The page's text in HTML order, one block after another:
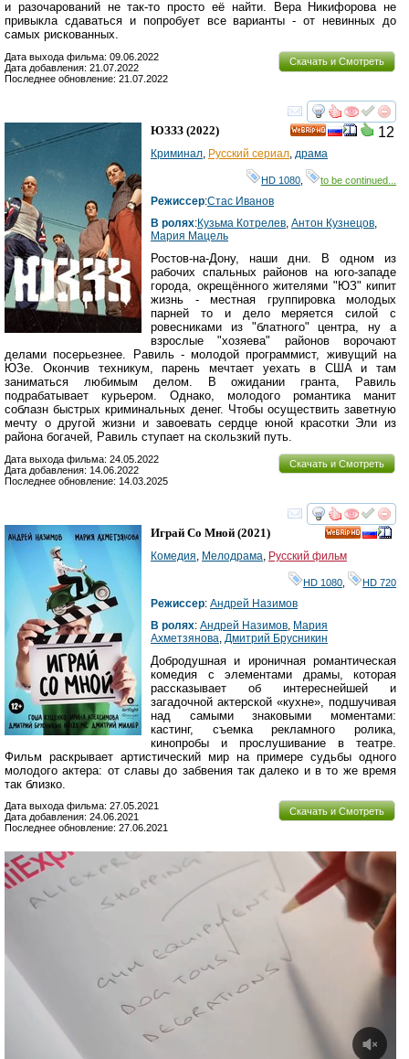
и разочарований не так-то просто её найти. Вера Никифорова не
привыкла сдаваться и попробует все варианты - от невинных до
самых рискованных.
Скачать и Смотреть
Дата выхода фильма: 09.06.2022
Дата добавления: 21.07.2022
Последнее обновление: 21.07.2022
смотреть
12
ЮЗЗЗ (2022)
Криминал, Русский сериал, драма
HD 1080 to be continued...
Режиссер:Стас Иванов
В ролях:Кузьма Котрелев, Антон Кузнецов,
Мария Мацель
Ростов-на-Дону, наши дни. В одном из
рабочих спальных районов на юго-западе
города, окрещённого жителями "ЮЗ" кипит
жизнь - местная группировка молодых
парней то и дело меряется силой с
ровесниками из "блатного" центра, ну а
взрослые "хозяева" районов ворочают
делами посерьезнее. Равиль - молодой программист, живущий на
ЮЗе. Окончив техникум, парень мечтает уехать в США и там
заниматься любимым делом. В ожидании гранта, Равиль
подрабатывает курьером. Однако, молодого романтика манит
соблазн быстрых криминальных денег. Чтобы осуществить заветную
мечту о другой жизни и завоевать сердце юной красотки Эли из
района богачей, Равиль ступает на скользкий путь.
Скачать и Смотреть
Дата выхода фильма: 24.05.2022
Дата добавления: 14.06.2022
Последнее обновление: 14.03.2025
смотреть
Играй Со Мной (2021)
Комедия Мелодрама Русский фильм
HD 1080 HD 720
Режиссер: Андрей Назимов
В ролях: Андрей Назимов Мария
Ахметзянова Дмитрий Брусникин
Добродушная и ироничная романтическая
комедия с элементами драмы, которая
рассказывает об интереснейшей и
загадочной актерской «кухне», подшучивая
над самыми знаковыми моментами:
кастинг, съемка рекламного ролика,
кинопробы и прослушивание в театре.
Фильм раскрывает артистический мир на примере судьбы одного
молодого актера: от славы до забвения так далеко и в то же время
так близко.
Скачать и Смотреть
Дата выхода фильма: 27.05.2021
Дата добавления: 24.06.2021
Последнее обновление: 27.06.2021